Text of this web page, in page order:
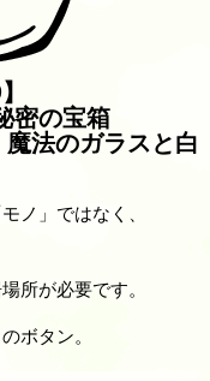
密の宝箱
法のガラスと白
ノ」ではなく、
所が必要です。
ボタン。